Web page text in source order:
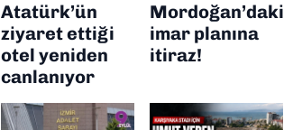
Atatürk’ün
ziyaret ettiği
otel yeniden
canlanıyor
Mordoğan’daki
imar planına
itiraz!